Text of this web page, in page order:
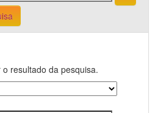
resultado da pesquisa.